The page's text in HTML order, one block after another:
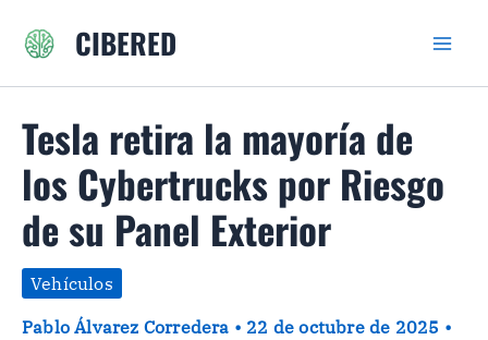
CIBERED
Tesla retira la mayoría de
los Cybertrucks por Riesgo
de su Panel Exterior
Vehículos
Pablo Álvarez Corredera • 22 de octubre de 2025 •